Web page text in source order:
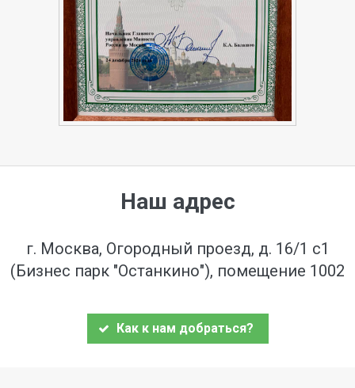
Наш адрес
г. Москва, Огородный проезд, д. 16/1 с1
(Бизнес парк "Останкино"), помещение 1002
Как к нам добраться?